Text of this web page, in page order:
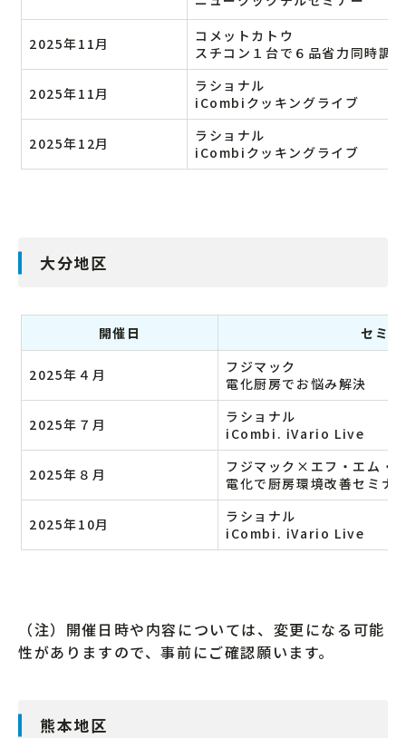
2025年11月
コメットカトウ
スチコン１台で６品省力同時調
2025年11月
ラショナル
iCombiクッキングライブ
2025年12月
ラショナル
iCombiクッキングライブ
大分地区
開催日 セミ
2025年４月
フジマック
電化厨房でお悩み解決
2025年７月
ラショナル
iCombi. iVario Live
2025年８月
フジマック×エフ・エム・
電化で厨房環境改善セミナ
2025年10月
ラショナル
iCombi. iVario Live
（注）開催日時や内容については、変更になる可能
性がありますので、事前にご確認願います。
熊本地区